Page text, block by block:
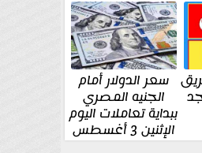
سعر الدولار أمام
الجنيه المصري
ببداية تعاملات اليوم
الإثنين 3 أغسطس